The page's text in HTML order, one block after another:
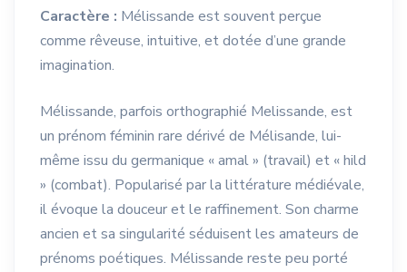
Caractère : Mélissande est souvent perçue
comme rêveuse, intuitive, et dotée d’une grande
imagination.
Mélissande, parfois orthographié Melissande, est
un prénom féminin rare dérivé de Mélisande, lui-
même issu du germanique « amal » (travail) et « hild
» (combat). Popularisé par la littérature médiévale,
il évoque la douceur et le raffinement. Son charme
ancien et sa singularité séduisent les amateurs de
prénoms poétiques. Mélissande reste peu porté